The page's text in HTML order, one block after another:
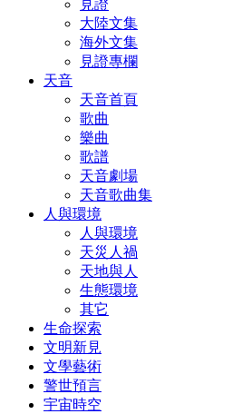
見證
大陸文集
海外文集
見證專欄
天音
天音首頁
歌曲
樂曲
歌譜
天音劇場
天音歌曲集
人與環境
人與環境
天災人禍
天地與人
生態環境
其它
生命探索
文明新見
文學藝術
警世預言
宇宙時空